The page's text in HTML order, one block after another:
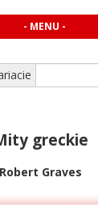
- MENU -
greckie
Robert Graves